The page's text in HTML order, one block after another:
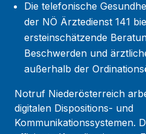
Die telefonische
der NÖ Ärztedienst 141
ersteinschätzende
Beschwerden und
außerhalb der
Notruf Niederösterreich
digitalen Dispositions- und
Kommunikationssystemen.